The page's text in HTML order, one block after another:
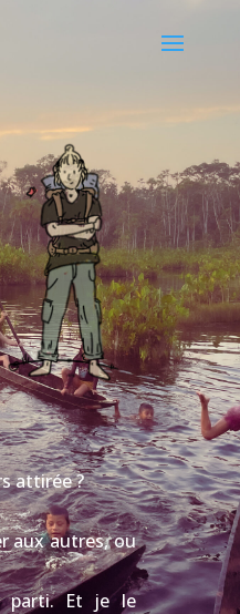
attirée ?
aux autres, ou
parti. Et je le